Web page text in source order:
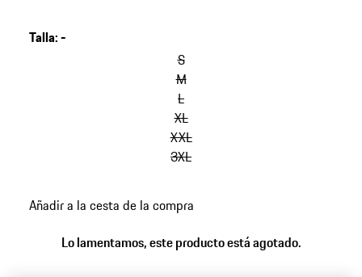
Talla:-
S
M
L
XL
XXL
3XL
Añadir a la cesta de la compra
Lo lamentamos, este producto está agotado.